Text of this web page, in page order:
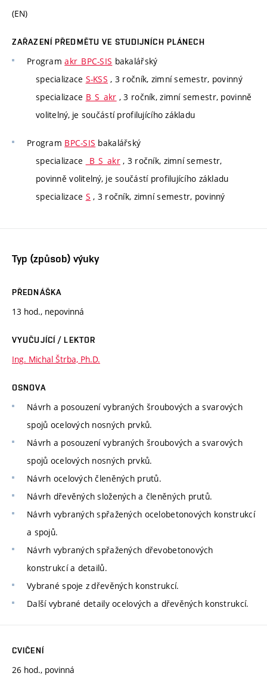
(EN)
ZAŘAZENÍ PŘEDMĚTU VE STUDIJNÍCH PLÁNECH
Programakr_BPC-SIS bakalářský
specializace S-KSS , 3 ročník, zimní semestr, povinný
specializace B_S_akr , 3 ročník, zimní semestr, povinně
volitelný, je součástí profilujícího základu
Program BPC-SIS bakalářský
specializace
_B_S_akr, 3 ročník, zimní semestr,
povinně volitelný, je součástí profilujícího základu
specializace S , 3 ročník, zimní semestr, povinný
Typ (způsob) výuky
PŘEDNÁŠKA
13 hod., nepovinná
VYUČUJÍCÍ / LEKTOR
Ing. Michal Štrba, Ph.D.
OSNOVA
Návrh a posouzení vybraných šroubových a svarových
spojů ocelových nosných prvků.
Návrh a posouzení vybraných šroubových a svarových
spojů ocelových nosných prvků.
Návrh ocelových členěných prutů.
Návrh dřevěných složených a členěných prutů.
Návrh vybraných spřažených ocelobetonových konstrukcí
a spojů.
Návrh vybraných spřažených dřevobetonových
konstrukcí a detailů.
Vybrané spoje z dřevěných konstrukcí.
Další vybrané detaily ocelových a dřevěných konstrukcí.
CVIČENÍ
26 hod., povinná